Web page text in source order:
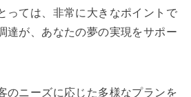
っては、非常に大きなポイントで
達が、あなたの夢の実現をサポー
のニーズに応じた多様なプランを